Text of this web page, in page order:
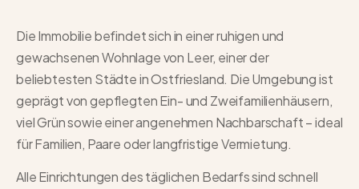
Die Immobilie befindet sich in einer ruhigen und
gewachsenen Wohnlage von Leer, einer der
beliebtesten Städte in Ostfriesland. Die Umgebung ist
geprägt von gepflegten Ein- und Zweifamilienhäusern,
viel Grün sowie einer angenehmen Nachbarschaft – ideal
für Familien, Paare oder langfristige Vermietung.
Alle Einrichtungen des täglichen Bedarfs sind schnell